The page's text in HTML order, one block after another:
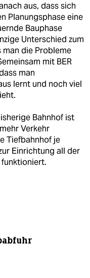
aus, dass sich
Planungsphase eine
Bauphase
Unterschied zum
man die Probleme
mit BER
man
lernt und noch viel
Bahnhof ist
Verkehr
Tiefbahnhof je
Einrichtung all der